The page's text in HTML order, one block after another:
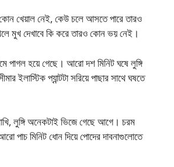
কোন খেয়াল নেই, কেউ চলে আসতে পারে তারও
মুখ দেখাবে কি করে তারও কোন ভয় নেই।
পাগল হয়ে গেছে। আরো দশ মিনিট ঘষে লুঙ্গি
ইলাস্টিক প্যান্টটা সরিয়ে পাছার সাথে ঘষতে
লুঙ্গি অনেকটাই ভিজে গেছে আগে। চরম
পাচ মিনিট ধোন দিয়ে পোদের দাবনাগুলোতে